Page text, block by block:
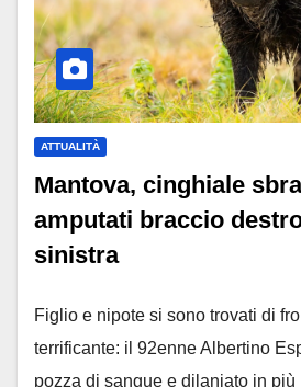
ATTUALITÀ
Mantova, cinghiale
amputati braccio
sinistra
Figlio e nipote si sono trovati di
terrificante: il 92enne Albertino
pozza di sangue e dilaniato in